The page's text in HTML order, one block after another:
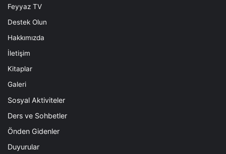
Feyyaz TV
Destek Olun
Hakkımızda
İletişim
Kitaplar
Galeri
Sosyal Aktiviteler
Ders ve Sohbetler
Önden Gidenler
Duyurular